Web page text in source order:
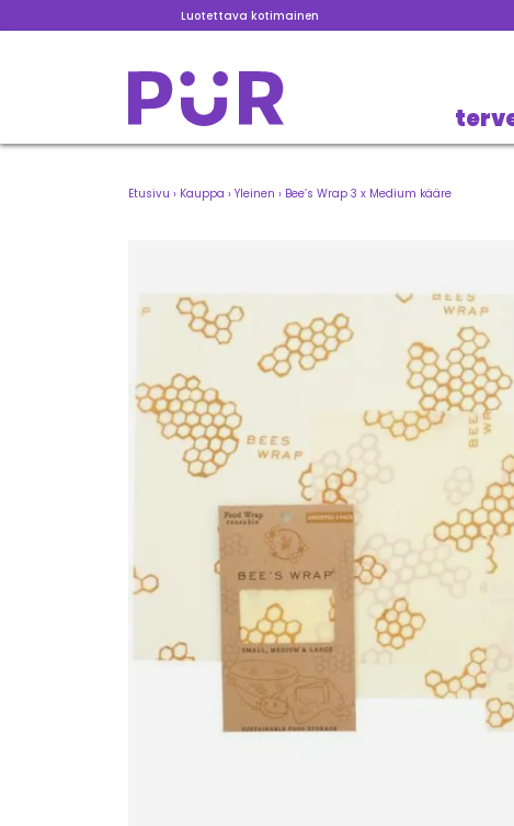
Luotettava kotimainen
Etusivu › Kauppa › Yleinen › Bee’s Wrap 3 x Medium kääre